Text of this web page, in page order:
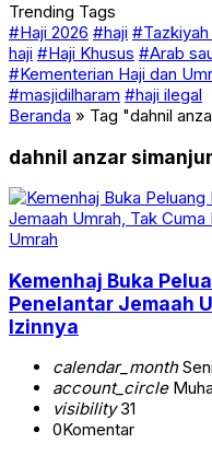
Trending Tags
#Haji 2026 #haji
haji #Haji Khusus #Arab
#Kementerian Haji dan
#masjidilharam #haji ilegal
Beranda » Tag "dahnil
dahnil anzar
Umrah
Kemenhaj Buka
Penelantar Jemaah
Izinnya
calendar_month
account_circle
visibility31
0Komentar